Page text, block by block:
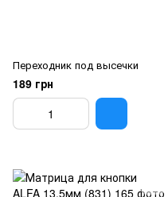
Переходник под высечки
189 грн